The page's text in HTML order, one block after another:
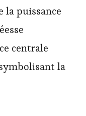
la puissance
centrale
la